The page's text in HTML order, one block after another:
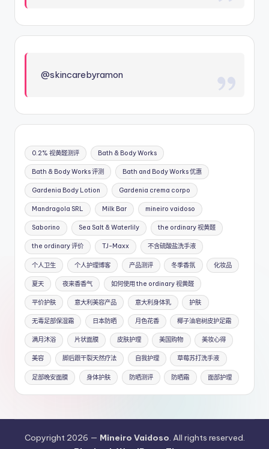
@skincarebyramon
0.2% 视黄醛测评 Bath & Body Works
Bath & Body Works 评测 Bath and Body Works 优惠
Gardenia Body Lotion Gardenia crema corpo
Mandragola SRL Milk Bar mineiro vaidoso
Saborino Sea Salt & Waterlily the ordinary 视黄醛
the ordinary 评价 TJ-Maxx 不含硫酸盐洗手液
个人卫生 个人护理博客 产品测评 冬季香氛 化妆品
夏天 夜来香香气 如何使用 the ordinary 视黄醛
平价护肤 意大利美容产品 意大利身体乳 护肤
无毒足部保湿霜 日本防晒 月色花香 椰子油皂树皮护足霜
满月沐浴 片状面膜 皮肤护理 美国购物 美妆心得
美容 脚后跟干裂天然疗法 自我护理 草莓苏打洗手液
足部晚安面膜 身体护肤 防晒测评 防晒霜 面部护理
Copyright 2026 — Mineiro Vaidoso. All rights reserved.